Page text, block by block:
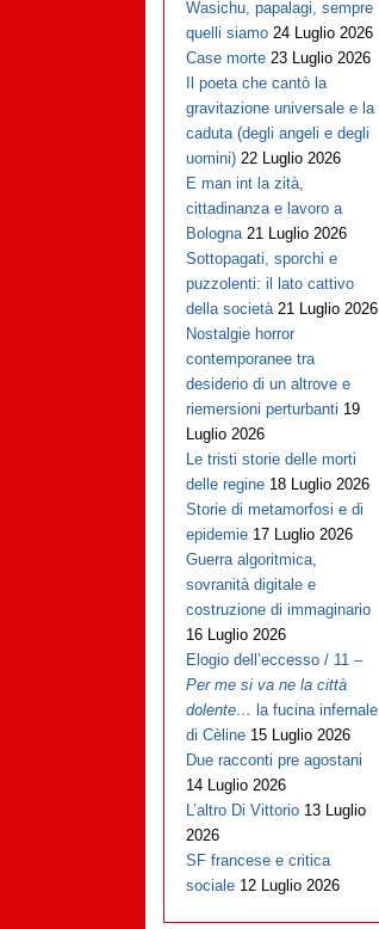
Wasichu, papalagi, sempre
quelli siamo 24 Luglio 2026
Case morte 23 Luglio 2026
Il poeta che cantò la
gravitazione universale e la
caduta (degli angeli e degli
uomini) 22 Luglio 2026
E man int la zità,
cittadinanza e lavoro a
Bologna 21 Luglio 2026
Sottopagati, sporchi e
puzzolenti: il lato cattivo
della società 21 Luglio 2026
Nostalgie horror
contemporanee tra
desiderio di un altrove e
riemersioni perturbanti 19
Luglio 2026
Le tristi storie delle morti
delle regine 18 Luglio 2026
Storie di metamorfosi e di
epidemie 17 Luglio 2026
Guerra algoritmica,
sovranità digitale e
costruzione di immaginario
16 Luglio 2026
Elogio dell’eccesso / 11 –
Per me si va ne la città
dolente… la fucina infernale
di Cèline 15 Luglio 2026
Due racconti pre agostani
14 Luglio 2026
L’altro Di Vittorio 13 Luglio
2026
SF francese e critica
sociale 12 Luglio 2026